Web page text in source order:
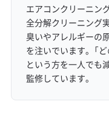
エアコンクリーニン
全分解クリーニング
臭いやアレルギーの
を注いでいます。「
という方を一人でも
監修しています。